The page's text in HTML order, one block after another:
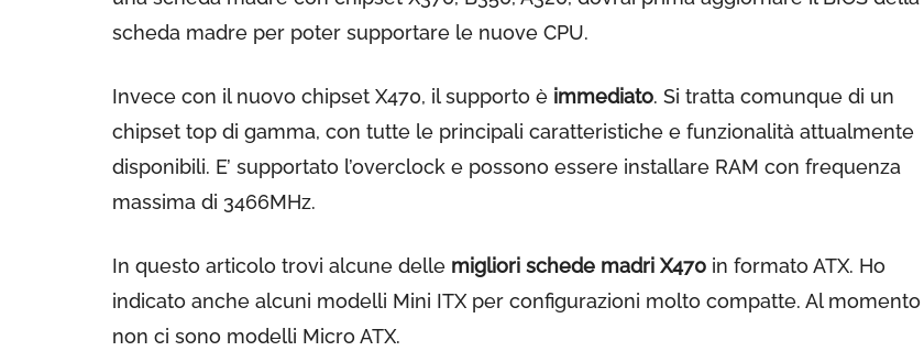
scheda madre per poter supportare le nuove CPU.
Invece con il nuovo chipset X470, il supporto è immediato. Si tratta comunque di un
chipset top di gamma, con tutte le principali caratteristiche e funzionalità attualmente
disponibili. E’ supportato l’overclock e possono essere installare RAM con frequenza
massima di 3466MHz.
In questo articolo trovi alcune delle migliori schede madri X470 in formato ATX. Ho
indicato anche alcuni modelli Mini ITX per configurazioni molto compatte. Al momento
non ci sono modelli Micro ATX.